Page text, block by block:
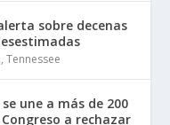
sobre decenas
,Tennessee
une a más de 200
a rechazar